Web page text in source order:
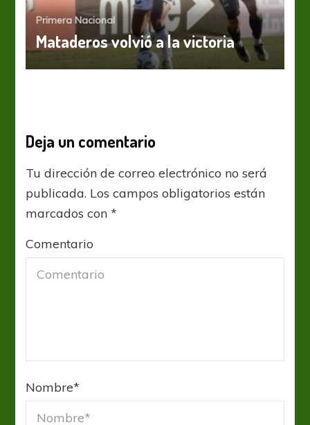
Primera Nacional
Mataderos volvió a la victoria
Deja un comentario
Tu dirección de correo electrónico no será
publicada. Los campos obligatorios están
marcados con*
Comentario
Nombre*